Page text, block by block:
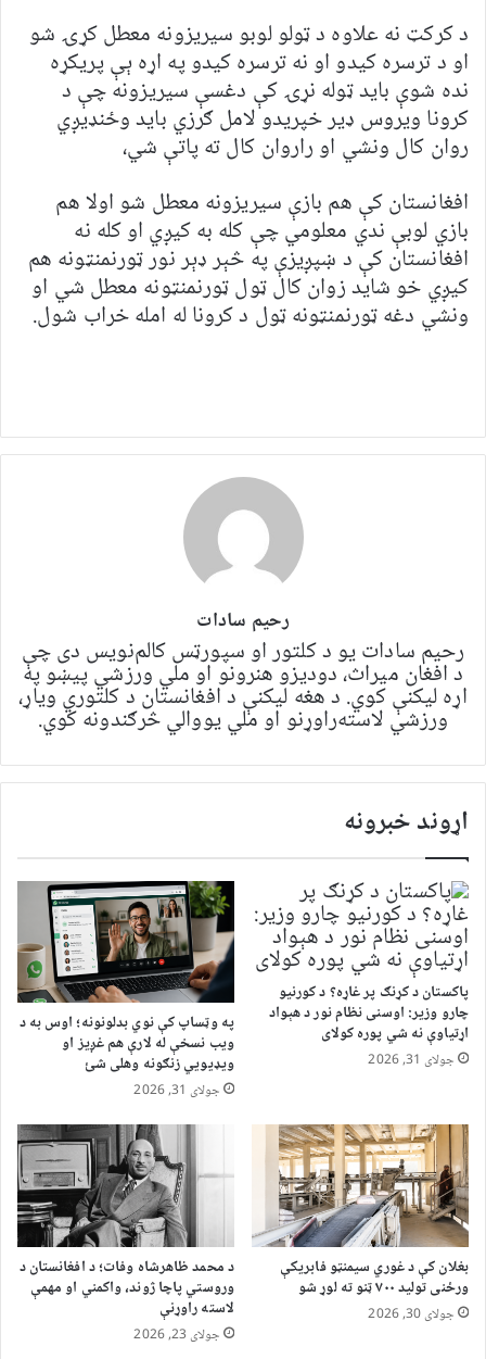
د کرکټ نه علاوه د ټولو لوبو سیریزونه معطل کړۍ شو
او د ترسره کیدو او نه ترسره کیدو په اړه ېې پریکړه
نده شوې باید ټوله نړۍ کې دغسې سیریزونه چې د
کرونا ویروس ډیر خپریدو لامل ګرزي باید وځنډیږي
روان کال ونشي او راروان کال ته پاتې شي،
افغانستان کې هم بازې سیریزونه معطل شو اولا هم
بازي لوبې ندي معلومي چې کله به کيږي او کله نه
افغانستان کې د ښپږيزې په څېر ډېر نور ټورنمنټونه هم
کيږي خو شاید زوان کال ټول ټورنمنټونه معطل شي او
ونشي دغه ټورنمنټونه ټول د کرونا له امله خراب شول.
رحیم سادات
رحیم سادات یو د کلتور او سپورټس کالم‌نویس دی چې
د افغان میراث، دودیزو هنرونو او ملي ورزشي پیښو په
اړه لیکنې کوي. د هغه لیکنې د افغانستان د کلتوري ویاړ،
ورزشي لاسته‌راوړنو او ملي یووالي څرګندونه کوي.
اړوند خبرونه
پاکستان د کړنګ پر غاړه؟ د کورنیو
چارو وزیر: اوسنی نظام نور د هېواد
اړتیاوې نه شي پوره کولای
جولای 31, 2026
په وټساپ کې نوي بدلونونه؛ اوس به د
ویب نسخې له لارې هم غږیز او
ویډیويي زنګونه وهلی شئ
جولای 31, 2026
بغلان کې د غوري سیمنټو فابریکې
ورځنی تولید ۷۰۰ ټنو ته لوړ شو
جولای 30, 2026
د محمد ظاهرشاه وفات؛ د افغانستان د
وروستي پاچا ژوند، واکمني او مهمې
لاسته راوړنې
جولای 23, 2026